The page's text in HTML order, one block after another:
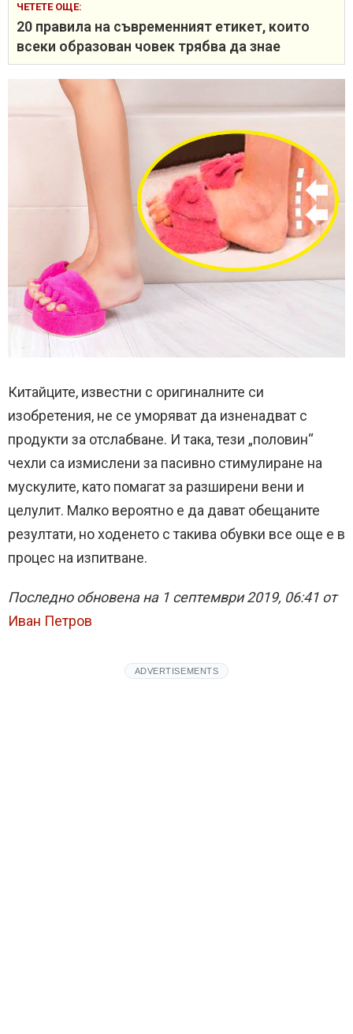
ЧЕТЕТЕ ОЩЕ:
20 правила на съвременният етикет, които
всеки образован човек трябва да знае
Китайците, известни с оригиналните си
изобретения, не се уморяват да изненадват с
продукти за отслабване. И така, тези „половин“
чехли са измислени за пасивно стимулиране на
мускулите, като помагат за разширени вени и
целулит. Малко вероятно е да дават обещаните
резултати, но ходенето с такива обувки все още е в
процес на изпитване.
Последно обновена на 1 септември 2019, 06:41 от
Иван Петров
ADVERTISEMENTS